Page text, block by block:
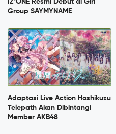
Group SAYMYNAME
Adaptasi Live Action Hoshikuzu
Telepath Akan Dibintangi
Member AKB48